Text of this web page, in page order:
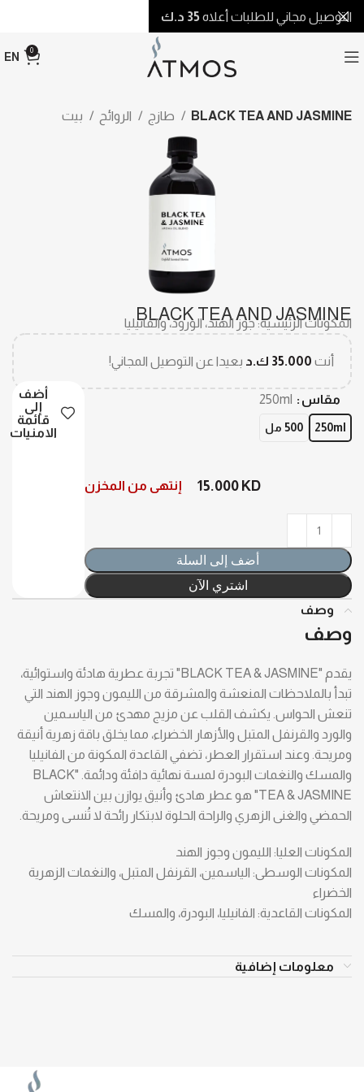
0
EN
BLACK TEA AND JASMINE
BLACK TEA AND JASMINE
المكونات الرئيسية: جوز الهند، الورود، والفانيليا
أنت 35.000 ك.د بعيدا عن التوصيل المجاني!
مقاس 250ml
250ml 500 مل
15.000 KD إنتهى من المخزن
أضف إلى السلة
اشتري الآن
أضف
إلى
قائمة
الامنيات
وصف
وصف
يقدم "BLACK TEA & JASMINE" تجربة عطرية هادئة واستوائية،
تبدأ بالملاحظات المنعشة والمشرقة من الليمون وجوز الهند التي
تنعش الحواس. يكشف القلب عن مزيج مهدئ من الياسمين
والورد والقرنفل المتبل والأزهار الخضراء، مما يخلق باقة زهرية أنيقة
ومريحة. وعند استقرار العطر، تضفي القاعدة المكونة من الفانيليا
والمسك والنغمات البودرة لمسة نهائية دافئة ودائمة. "BLACK
TEA & JASMINE" هو عطر هادئ وأنيق يوازن بين الانتعاش
الحمضي والغنى الزهري والراحة الحلوة لابتكار رائحة لا تُنسى ومريحة.
المكونات العليا: الليمون وجوز الهند
المكونات الوسطى: الياسمين، القرنفل المتبل، والنغمات الزهرية
الخضراء
المكونات القاعدية: الفانيليا، البودرة، والمسك
معلومات إضافية
التوصيل مجاني للطلبات أعلاه35 د.ك